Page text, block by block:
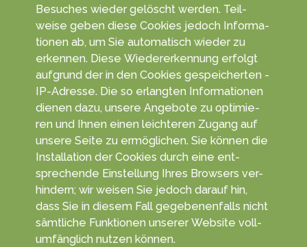
Be­suches wie­der ge­löscht wer­den. Teil­
weise geben diese Coo­kies jedoch In­forma­
tionen ab, um Sie auto­matisch wieder zu
erkennen. Diese Wieder­erken­nung er­folgt
auf­grund der in den Cookies ge­speicher­ten ­
IP-Adresse. Die so er­langten Infor­matio­nen
die­nen da­zu, unsere An­gebo­te zu opti­mie­
ren und Ihnen einen leich­teren Zu­gang auf
unsere Sei­te zu ermög­lichen. Sie kön­nen die
In­stal­la­tion der Cookies durch eine ent­
sprechen­de Ein­stel­lung Ihres Browsers ver­
hindern; wir wei­sen Sie je­doch da­rauf hin,
dass Sie in diesem Fall ge­ge­benen­falls nicht
sämt­liche Funk­tionen unserer Web­site voll­
umfäng­lich nut­zen kön­nen.